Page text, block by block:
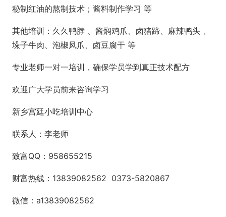
秘制红油的熬制技术；酱料制作学习 等
其他培训：久久鸭脖 、酱焖鸡爪、卤猪蹄、麻辣鸭头 、
垛子牛肉、泡椒凤爪、卤豆腐干 等
专业老师一对一培训，确保学员学到真正技术配方
欢迎广大学员前来咨询学习
新乡宫廷小吃培训中心
联系人：李老师
致富QQ：958655215
财富热线： 13839082562 0373-5820867
微信： a13839082562